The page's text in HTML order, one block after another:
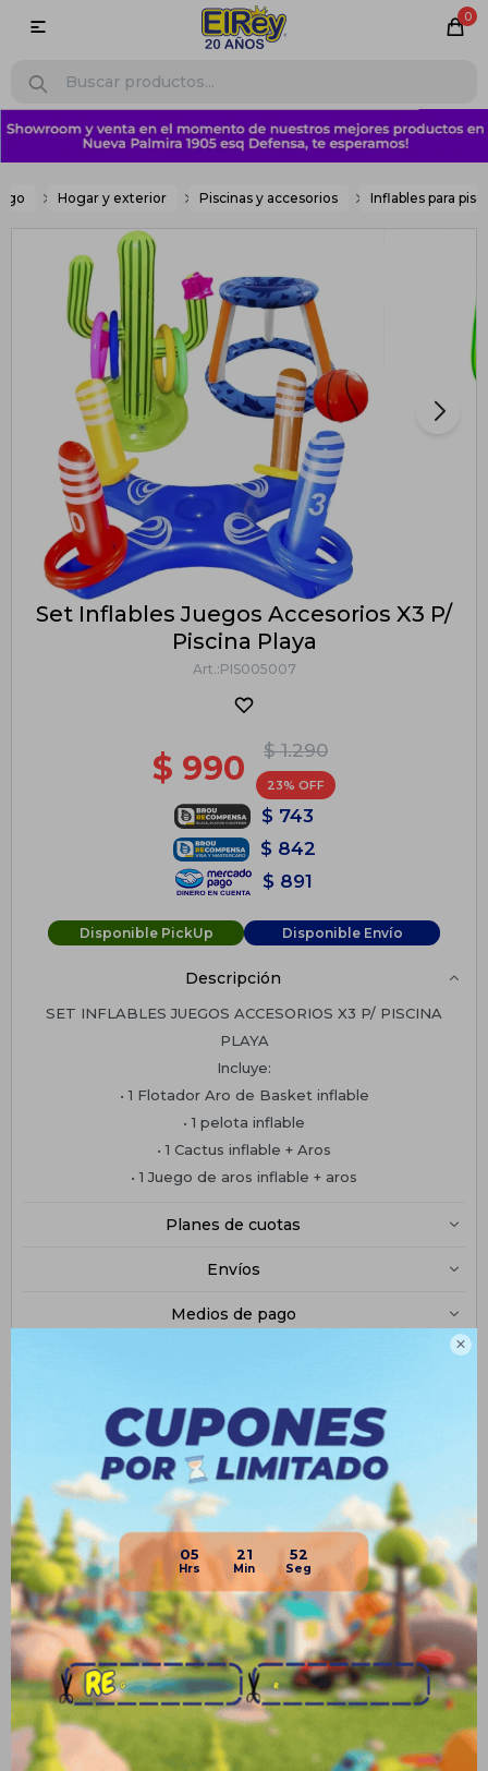

05 21 52
0

Hogar y exterior Piscinas y accesorios Inflables para
Set Inflables Juegos Accesorios X3 P/
Piscina Playa
PIS005007
$ 1.290
$ 990 23
$ 743
$ 842
$ 891
Disponible PickUp Disponible Envío
Descripción
SET INFLABLES JUEGOS ACCESORIOS X3 P/ PISCINA
PLAYA
Incluye:
• 1 Flotador Aro de Basket inflable
• 1 pelota inflable
• 1 Cactus inflable + Aros
• 1 Juego de aros inflable + aros
Planes de cuotas
Envíos
Medios de pago
Productos que te pueden interesar
Set X 4 Colchoneta Inflable De
Colchoneta Inflable Intex